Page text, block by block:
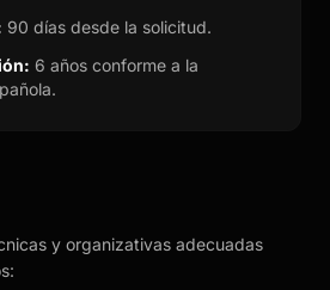
90 días desde la solicitud.
6 años conforme a la
y organizativas adecuadas